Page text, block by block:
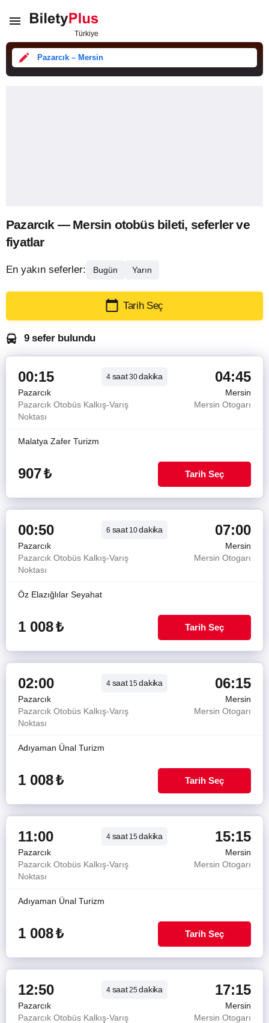
Pazarcık – Mersin
Pazarcık — Mersin otobüs bileti, seferler ve
fiyatlar
En yakın seferler: Bugün Yarın
Tarih Seç
9 sefer bulundu
00:15 4 saat30dakika 04:45
Pazarcık
Mersin
Pazarcık Otobüs Kalkış-Varış
Noktası
Mersin Otogarı
Malatya Zafer Turizm
907₺ Tarih Seç
00:50 6 saat10dakika 07:00
Pazarcık
Mersin
Pazarcık Otobüs Kalkış-Varış
Noktası
Mersin Otogarı
Öz Elazığlılar Seyahat
1 008₺ Tarih Seç
02:00 4 saat15dakika 06:15
Pazarcık
Mersin
Pazarcık Otobüs Kalkış-Varış
Noktası
Mersin Otogarı
Adıyaman Ünal Turizm
1 008₺ Tarih Seç
11:00 4 saat15dakika 15:15
Pazarcık
Mersin
Pazarcık Otobüs Kalkış-Varış
Noktası
Mersin Otogarı
Adıyaman Ünal Turizm
1 008₺ Tarih Seç
12:50 4 saat25dakika 17:15
Pazarcık
Mersin
Pazarcık Otobüs Kalkış-Varış
Mersin Otogarı